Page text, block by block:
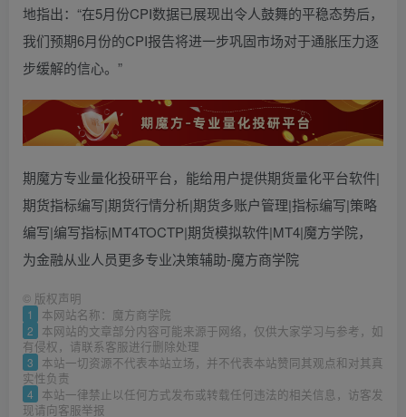
地指出：“在5月份CPI数据已展现出令人鼓舞的平稳态势后，
我们预期6月份的CPI报告将进一步巩固市场对于通胀压力逐
步缓解的信心。”
期魔方专业量化投研平台，能给用户提供期货量化平台软件|
期货指标编写|期货行情分析|期货多账户管理|指标编写|策略
编写|编写指标|MT4TOCTP|期货模拟软件|MT4|魔方学院，
为金融从业人员更多专业决策辅助-魔方商学院
© 版权声明
1 本网站名称：魔方商学院
2
本网站的文章部分内容可能来源于网络，仅供大家学习与参考，如
有侵权，请联系客服进行删除处理
3
本站一切资源不代表本站立场，并不代表本站赞同其观点和对其真
实性负责
4
本站一律禁止以任何方式发布或转载任何违法的相关信息，访客发
现请向客服举报